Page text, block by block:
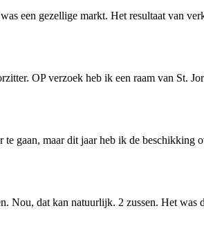
een gezellige markt. Het resultaat van
OP verzoek heb ik een raam van St.
gaan, maar dit jaar heb ik de beschikking
Nou, dat kan natuurlijk. 2 zussen. Het was